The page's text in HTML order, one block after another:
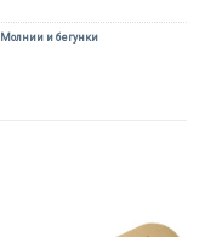
Молнии и бегунки